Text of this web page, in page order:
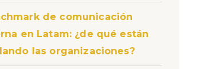
de comunicación
en Latam: ¿de qué están
las organizaciones?